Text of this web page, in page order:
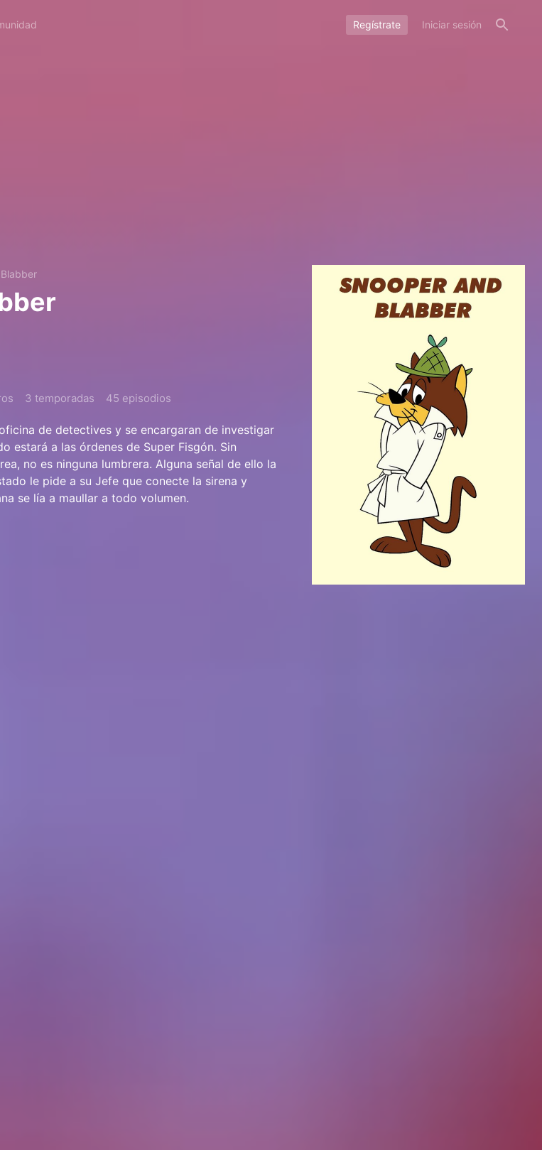
Regístrate Iniciar sesión
3 temporadas 45 episodios
de detectives y se encargaran de investigar
estará a las órdenes de Super Fisgón. Sin
no es ninguna lumbrera. Alguna señal de ello la
le pide a su Jefe que conecte la sirena y
se lía a maullar a todo volumen.